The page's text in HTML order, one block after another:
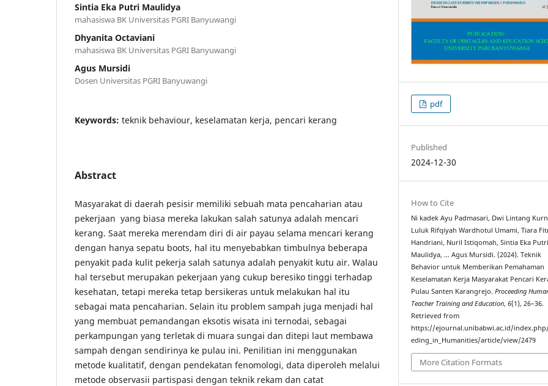
Sintia Eka Putri Maulidya
mahasiswa BK Universitas PGRI Banyuwangi
Dhyanita Octaviani
mahasiswa BK Universitas PGRI Banyuwangi
Agus Mursidi
Dosen Universitas PGRI Banyuwangi
Keywords: teknik behaviour, keselamatan kerja, pencari kerang
Abstract
Masyarakat di daerah pesisir memiliki sebuah mata pencaharian atau
pekerjaan yang biasa mereka lakukan salah satunya adalah mencari
kerang. Saat mereka merendam diri di air payau selama mencari kerang
dengan hanya sepatu boots, hal itu menyebabkan timbulnya beberapa
penyakit pada kulit pekerja salah satunya adalah penyakit kutu air. Walau
hal tersebut merupakan pekerjaan yang cukup beresiko tinggi terhadap
kesehatan, tetapi mereka tetap bersikeras untuk melakukan hal itu
sebagai mata pencaharian. Selain itu problem sampah juga menjadi hal
yang membuat pemandangan eksotis wisata ini ternodai, sebagai
perkampungan yang terletak di muara sungai dan ditepi laut membawa
sampah dengan sendirinya ke pulau ini. Penilitian ini menggunakan
metode kualitatif, dengan pendekatan fenomologi, data diperoleh melalui
metode observasii partispasi dengan teknik rekam dan catat
pdf
Published
2024-12-30
How to Cite
Ni kadek Ayu Padmasari, Dwi Lintang
Luluk Rifqiyah Wardhotul Umami, Tiara
Handriani, Nuril Istiqomah, Sintia Eka Putri
Maulidya, … Agus Mursidi. (2024). Teknik
Behavior untuk Memberikan Pemahaman
Keselamatan Kerja Masyarakat Pencari
Pulau Santen Karangrejo.Proceeding
Teacher Training and Education,6(1), 26–36.
Retrieved from
https://ejournal.unibabwi.ac.id/
eding_in_Humanities/article/view/2479
More Citation Formats